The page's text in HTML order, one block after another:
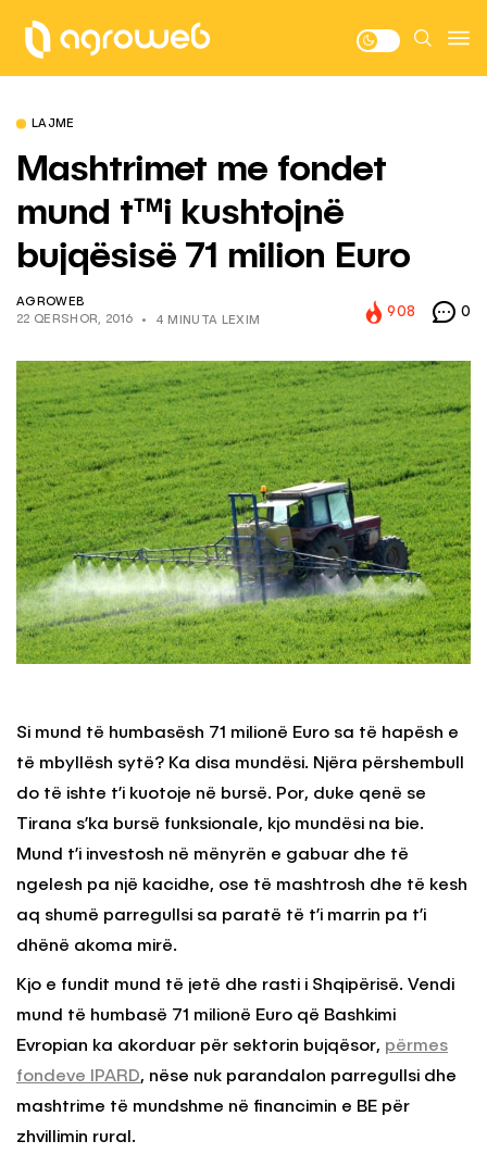
LAJME
Mashtrimet me fondet
mund t™i kushtojnë
bujqësisë 71 milion Euro
AGROWEB
22 QERSHOR, 2016
4 MINUTA LEXIM
908 0
Si mund të humbasësh 71 milionë Euro sa të hapësh e
të mbyllësh sytë? Ka disa mundësi. Njëra përshembull
do të ishte t’i kuotoje në bursë. Por, duke qenë se
Tirana s’ka bursë funksionale, kjo mundësi na bie.
Mund t’i investosh në mënyrën e gabuar dhe të
ngelesh pa një kacidhe, ose të mashtrosh dhe të kesh
aq shumë parregullsi sa paratë të t’i marrin pa t’i
dhënë akoma mirë.
Kjo e fundit mund të jetë dhe rasti i Shqipërisë. Vendi
mund të humbasë 71 milionë Euro që Bashkimi
Evropian ka akorduar për sektorin bujqësor, përmes
fondeve IPARD, nëse nuk parandalon parregullsi dhe
mashtrime të mundshme në financimin e BE për
zhvillimin rural.